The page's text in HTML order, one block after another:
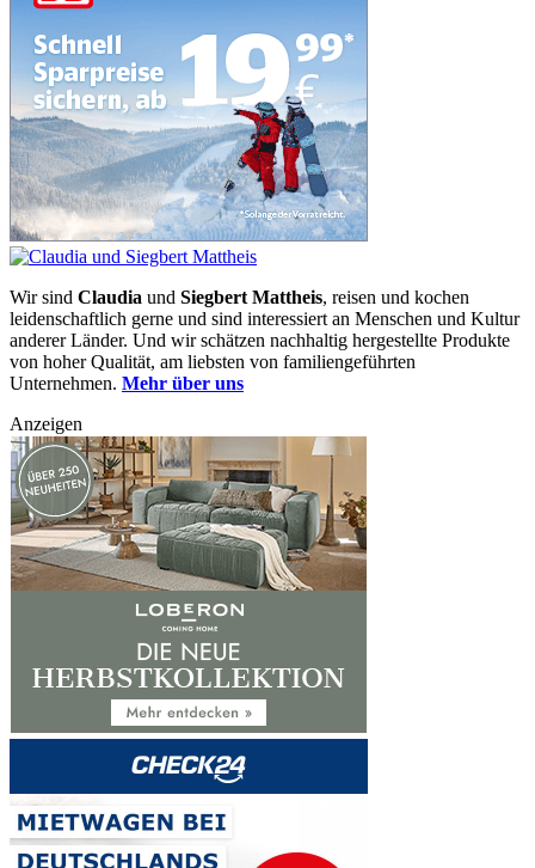
Wir sind Claudia und Siegbert Mattheis, reisen und kochen
leidenschaftlich gerne und sind interessiert an Menschen und Kultur
anderer Länder. Und wir schätzen nachhaltig hergestellte Produkte
von hoher Qualität, am liebsten von familiengeführten
Unternehmen. Mehr über uns
Anzeigen